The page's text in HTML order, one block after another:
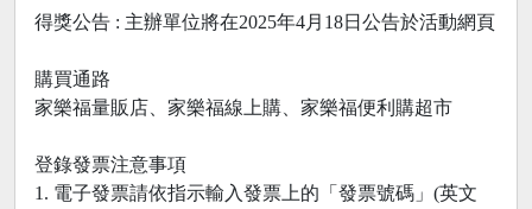
得獎公告 : 主辦單位將在2025年4月18日公告於活動網頁
購買通路
家樂福量販店、家樂福線上購、家樂福便利購超市
登錄發票注意事項
1. 電子發票請依指示輸入發票上的「發票號碼」(英文